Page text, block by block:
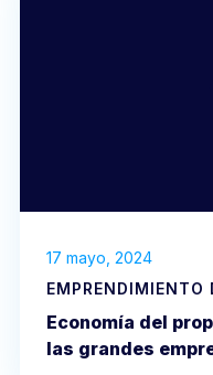
17 mayo, 2024
EMPRENDIMIENTO
Economía del
las grandes